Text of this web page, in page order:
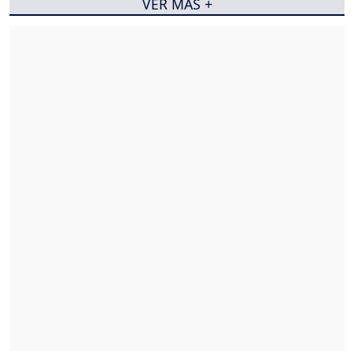
VER MÁS +